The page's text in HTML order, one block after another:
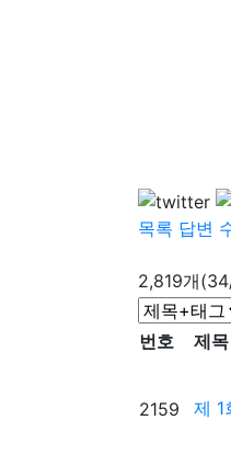
목록 답변
2,819개
번호 제목
2159 제 1